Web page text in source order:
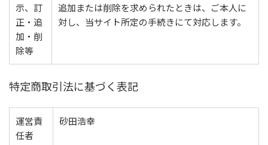
示、訂
正・追
加・削
除等
追加または削除を求められたときは、ご本人に
対し、当サイト所定の手続きにて対応します。
特定商取引法に基づく表記
運営責
任者
砂田浩幸